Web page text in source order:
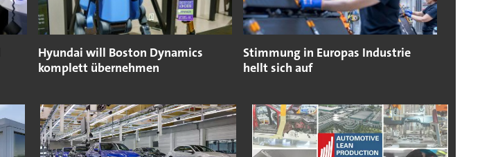
Hyundai will Boston Dynamics
komplett übernehmen
Stimmung in Europas Industrie
hellt sich auf